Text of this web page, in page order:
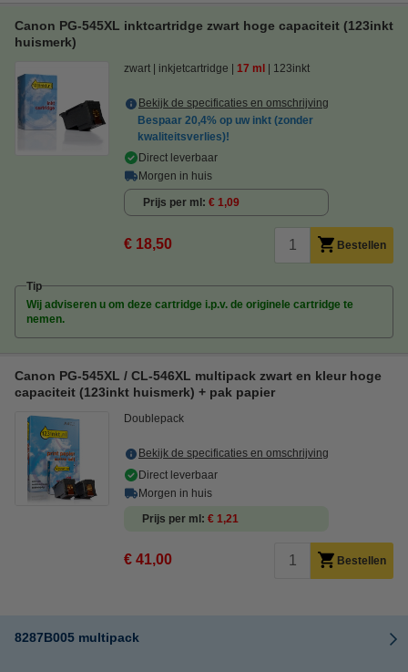
Canon PG-545XL inktcartridge zwart hoge capaciteit (123inkt
huismerk)
zwart inkjetcartridge 17 ml 123inkt
Bekijk de specificaties en omschrijving
Bespaar 20,4% op uw inkt (zonder
kwaliteitsverlies)!
Direct leverbaar
Morgen in huis
Prijs per ml € 1,09
€ 18,50 Bestellen
Tip
Wij adviseren u om deze cartridge i.p.v. de originele cartridge te
nemen.
Canon PG-545XL / CL-546XL multipack zwart en kleur hoge
capaciteit (123inkt huismerk) + pak papier
Doublepack
Bekijk de specificaties en omschrijving
Direct leverbaar
Morgen in huis
Prijs per ml € 1,21
€ 41,00 Bestellen
8287B005 multipack